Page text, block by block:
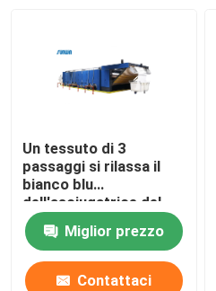
Un tessuto di 3
passaggi si rilassa il
bianco blu
dell'asciugatrice del
tessuto
dell'essiccatore
Miglior prezzo
Contattaci